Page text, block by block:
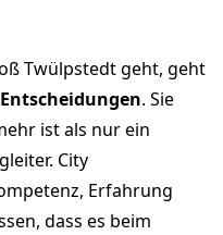
Twülpstedt geht, geht
. Sie
ist als nur ein
City
Erfahrung
dass es beim